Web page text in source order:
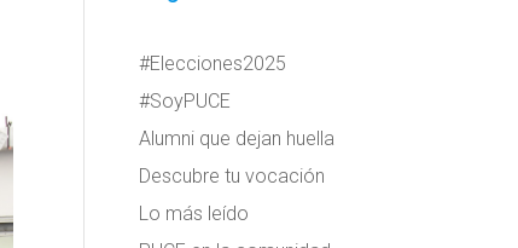
#Elecciones2025
#SoyPUCE
Alumni que dejan huella
Descubre tu vocación
Lo más leído